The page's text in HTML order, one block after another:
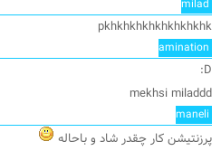
pkhkhkhkhkhkhkhkhk
D:
mekhsi miladdd
پرزنتیشن کار چقدر شاد و باحاله